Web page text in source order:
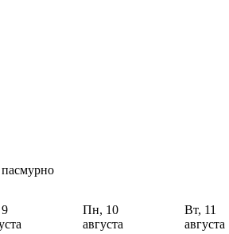
Пн, 10
августа
Вт, 11
августа